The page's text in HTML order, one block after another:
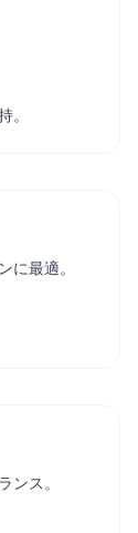
。
に最適。
ンス。